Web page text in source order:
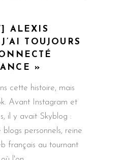
ALEXIS
TOUJOURS
»
cette histoire, mais
Avant Instagram et
il y avait Skyblog :
personnels, reine
français au tournant